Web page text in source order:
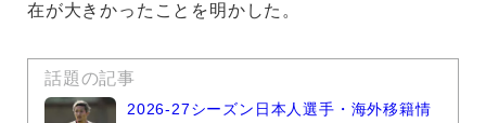
在が大きかったことを明かした。
話題の記事
2026-27シーズン日本人選手・海外移籍情